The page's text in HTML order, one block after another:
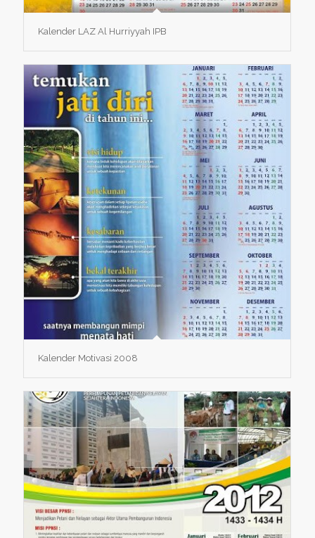
Kalender LAZ Al Hurriyyah IPB
Kalender Motivasi 2008